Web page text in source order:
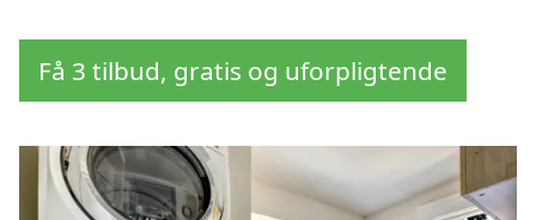
Få 3 tilbud, gratis og uforpligtende